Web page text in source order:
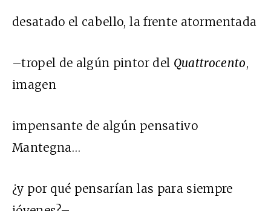
desatado el cabello, la frente atormentada
–tropel de algún pintor del Quattrocento,
imagen
impensante de algún pensativo
Mantegna…
¿y por qué pensarían las para siempre